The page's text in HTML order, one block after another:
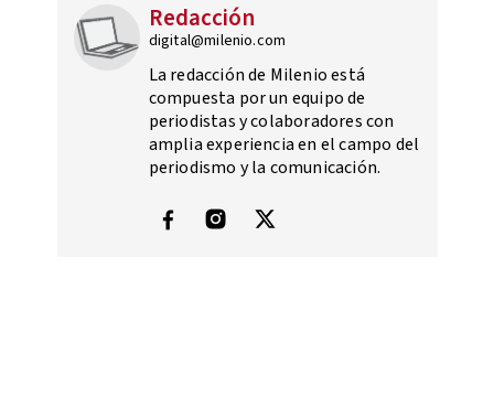
Redacción
digital@milenio.com
La redacción de Milenio está
compuesta por un equipo de
periodistas y colaboradores con
amplia experiencia en el campo del
periodismo y la comunicación.